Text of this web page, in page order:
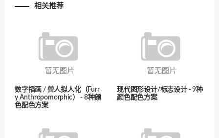
相关推荐
数字插画 / 兽人拟人化（Furr
y Anthropomorphic） - 8种颜
色配色方案
现代图形设计/标志设计 - 9种
颜色配色方案